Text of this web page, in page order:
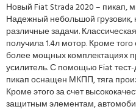
Новый Fiat Strada 2020 – пикап,
Надежный небольшой
различные задачи.
получила 1.4л мотор. Кроме
более мощных комплектациях
усилитель. С помощью Fiat
пикап оснащен МКПП, тяга
Кроме этого за счет
защитным элементам,